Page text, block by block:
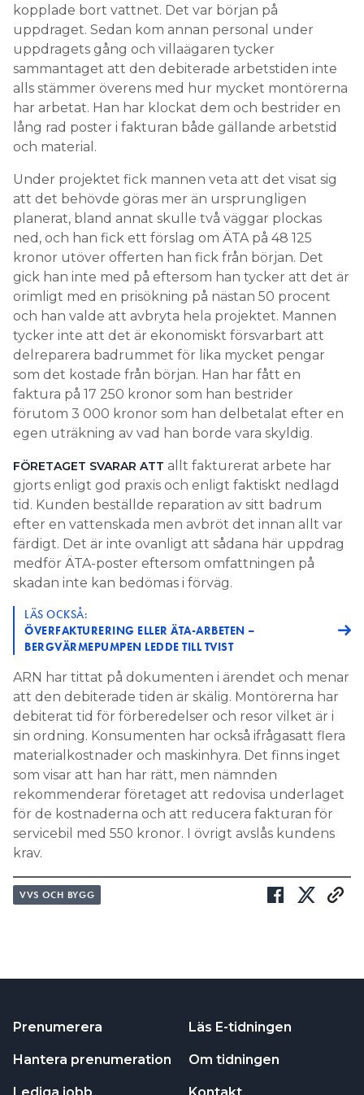
kopplade bort vattnet. Det var början på
uppdraget. Sedan kom annan personal under
uppdragets gång och villaägaren tycker
sammantaget att den debiterade arbetstiden inte
alls stämmer överens med hur mycket montörerna
har arbetat. Han har klockat dem och bestrider en
lång rad poster i fakturan både gällande arbetstid
och material.
Under projektet fick mannen veta att det visat sig
att det behövde göras mer än ursprungligen
planerat, bland annat skulle två väggar plockas
ned, och han fick ett förslag om ÄTA på 48 125
kronor utöver offerten han fick från början. Det
gick han inte med på eftersom han tycker att det är
orimligt med en prisökning på nästan 50 procent
och han valde att avbryta hela projektet. Mannen
tycker inte att det är ekonomiskt försvarbart att
delreparera badrummet för lika mycket pengar
som det kostade från början. Han har fått en
faktura på 17 250 kronor som han bestrider
förutom 3 000 kronor som han delbetalat efter en
egen uträkning av vad han borde vara skyldig.
FÖRETAGET SVARAR ATT allt fakturerat arbete har
gjorts enligt god praxis och enligt faktiskt nedlagd
tid. Kunden beställde reparation av sitt badrum
efter en vattenskada men avbröt det innan allt var
färdigt. Det är inte ovanligt att sådana här uppdrag
medför ÄTA-poster eftersom omfattningen på
skadan inte kan bedömas i förväg.
LÄS OCKSÅ:
ÖVERFAKTURERING ELLER ÄTA-ARBETEN –
BERGVÄRMEPUMPEN LEDDE TILL TVIST
ARN har tittat på dokumenten i ärendet och menar
att den debiterade tiden är skälig. Montörerna har
debiterat tid för förberedelser och resor vilket är i
sin ordning. Konsumenten har också ifrågasatt flera
materialkostnader och maskinhyra. Det finns inget
som visar att han har rätt, men nämnden
rekommenderar företaget att redovisa underlaget
för de kostnaderna och att reducera fakturan för
servicebil med 550 kronor. I övrigt avslås kundens
krav.
VVS OCH BYGG
Prenumerera
Hantera prenumeration
Läs E-tidningen
Om tidningen